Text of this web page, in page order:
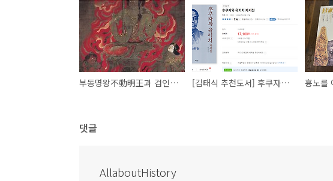
부동명왕不動明王과 검인劍印 [김태식 추천도서] 후쿠자와 유키치 자서전
댓글
AllaboutHistory